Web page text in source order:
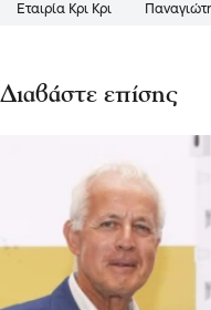
Εταιρία Κρι Κρι
Διαβάστε επίσης